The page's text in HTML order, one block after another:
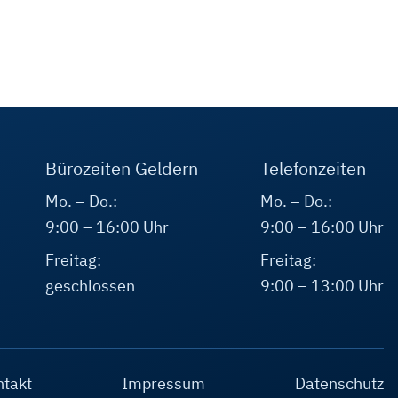
Bürozeiten Geldern
Mo. – Do.:
9:00 – 16:00 Uhr
Freitag:
geschlossen
Telefonzeiten
Mo. – Do.:
9:00 – 16:00 Uhr
Freitag:
9:00 – 13:00 Uhr
Impressum Datenschutz